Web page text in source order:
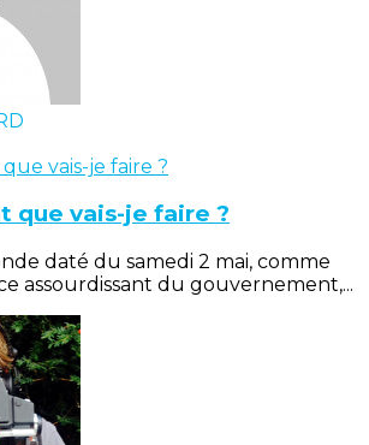
que vais-je faire ?
daté du samedi 2 mai, comme
assourdissant du gouvernement,...